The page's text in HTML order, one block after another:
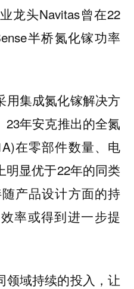
龙头Navitas曾在22
半桥氮化镓功率
用集成氮化镓解决方
23年安克推出的全氮
在零部件数量、电
明显优于22年的同类
产品设计方面的持
率或得到进一步提
领域持续的投入，让